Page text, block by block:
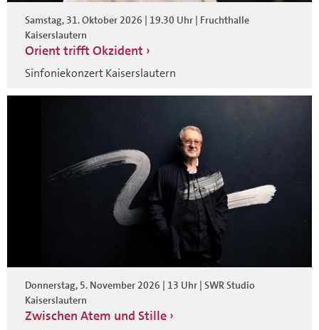
Samstag, 31. Oktober 2026 | 19.30 Uhr | Fruchthalle
Kaiserslautern
Orient trifft Okzident
Sinfoniekonzert Kaiserslautern
Donnerstag, 5. November 2026 | 13 Uhr | SWR Studio
Kaiserslautern
Zwischen Atem und Stille